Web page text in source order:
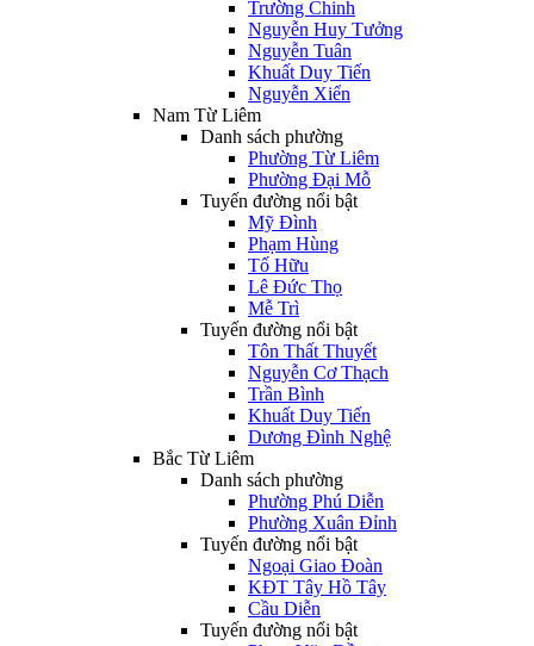
Trường Chinh
Nguyễn Huy Tưởng
Nguyễn Tuân
Khuất Duy Tiến
Nguyễn Xiển
Nam Từ Liêm
Danh sách phường
Phường Từ Liêm
Phường Đại Mỗ
Tuyến đường nổi bật
Mỹ Đình
Phạm Hùng
Tố Hữu
Lê Đức Thọ
Mễ Trì
Tuyến đường nổi bật
Tôn Thất Thuyết
Nguyễn Cơ Thạch
Trần Bình
Khuất Duy Tiến
Dương Đình Nghệ
Bắc Từ Liêm
Danh sách phường
Phường Phú Diễn
Phường Xuân Đỉnh
Tuyến đường nổi bật
Ngoại Giao Đoàn
KĐT Tây Hồ Tây
Cầu Diễn
Tuyến đường nổi bật